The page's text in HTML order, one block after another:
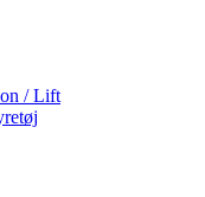
/ Lift